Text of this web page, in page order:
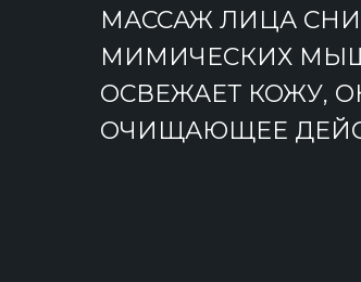
МАССАЖ ЛИЦА
МИМИЧЕСКИХ
ОСВЕЖАЕТ КОЖУ,
ОЧИЩАЮЩЕЕ